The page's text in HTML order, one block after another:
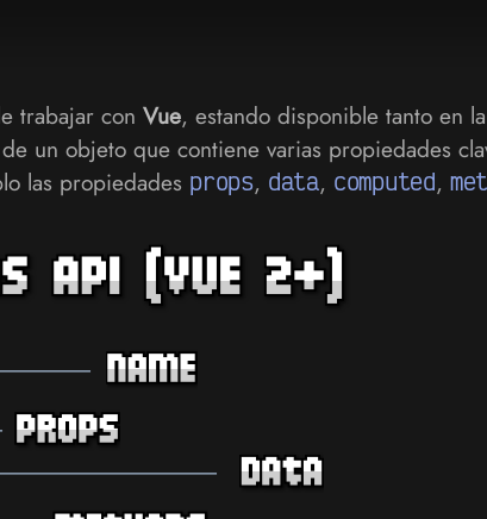
trabajar con Vue, estando disponible tanto en
un objeto que contiene varias propiedades
las propiedades props, data, computed,